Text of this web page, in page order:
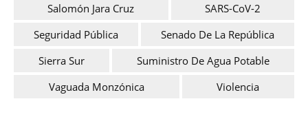
Salomón Jara Cruz
SARS-CoV-2
Seguridad Pública
Senado De La República
Sierra Sur
Suministro De Agua Potable
Vaguada Monzónica
Violencia